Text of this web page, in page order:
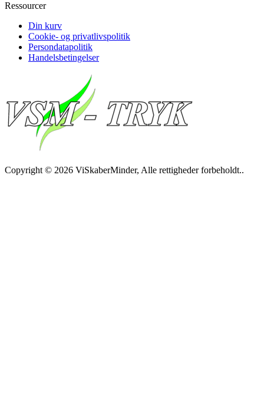
Ressourcer
Din kurv
Cookie- og privatlivspolitik
Persondatapolitik
Handelsbetingelser
Copyright © 2026 ViSkaberMinder, Alle rettigheder forbeholdt..